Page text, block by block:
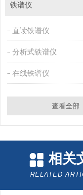
铁谱仪
直读铁谱仪
分析式铁谱仪
在线铁谱仪
查看全部
相关
RELATED